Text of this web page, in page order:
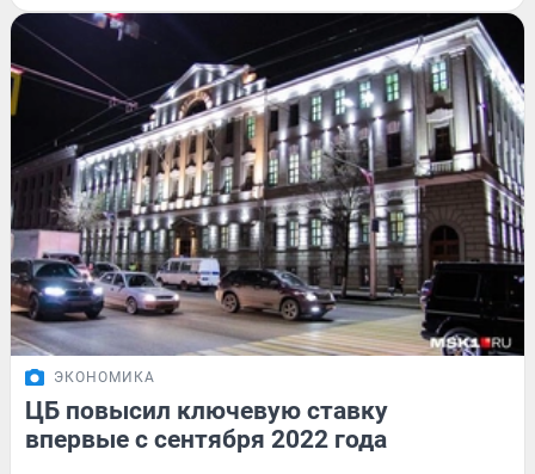
ЭКОНОМИКА
ЦБ повысил ключевую ставку
впервые с сентября 2022 года